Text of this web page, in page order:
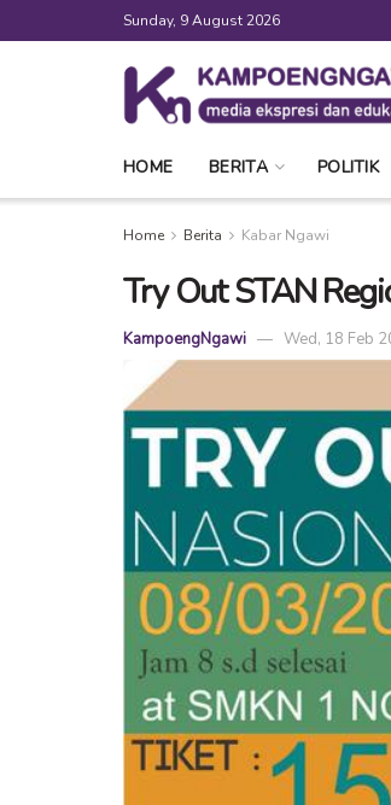
Sunday, 9 August 2026
HOME BERITA POLITIK
Home Berita Kabar Ngawi
Try Out STAN
KampoengNgawi Wed, 18 Feb